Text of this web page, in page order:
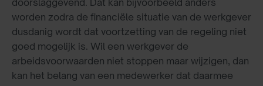
worden zodra de financiële situatie van de werkgever
dusdanig wordt dat voortzetting van de regeling niet
goed mogelijk is. Wil een werkgever de
arbeidsvoorwaarden niet stoppen maar wijzigen, dan
kan het belang van een medewerker dat daarmee